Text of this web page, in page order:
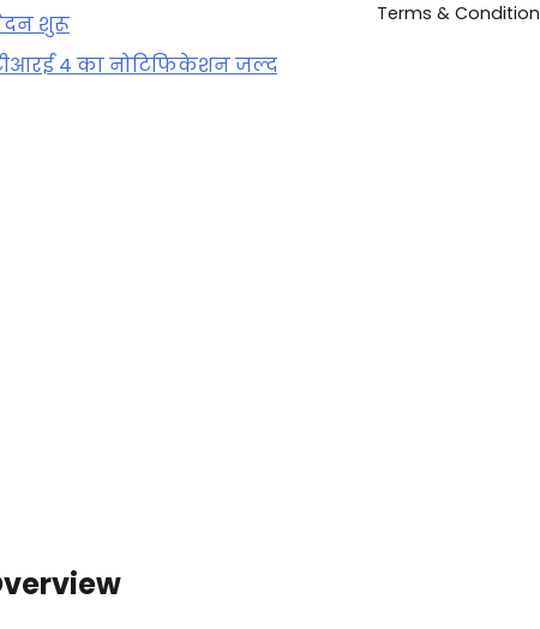
शुरू
टीआरई 4 का नोटिफिकेशन जल्द
Terms & Condition